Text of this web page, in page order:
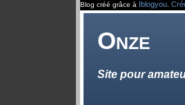
Blog créé grâce à Iblogyou
Onze
Site pour